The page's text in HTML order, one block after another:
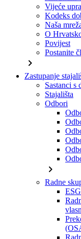
Vijeće
Kodeks
Naša
O
Povijest
Postanite
chevron_right
Zastupanje
Sastanci s
Stajališta
Odbori
chevron_right
Radne